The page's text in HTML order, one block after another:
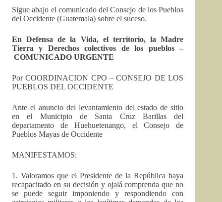
Sigue abajo el comunicado del Consejo de los Pueblos
del Occidente (Guatemala) sobre el suceso.
En Defensa de la Vida, el territorio, la Madre
Tierra y Derechos colectivos de los pueblos –
COMUNICADO URGENTE
Por COORDINACION CPO – CONSEJO DE LOS
PUEBLOS DEL OCCIDENTE
Ante el anuncio del levantamiento del estado de sitio
en el Municipio de Santa Cruz Barillas del
departamento de Huehuetenango, el Consejo de
Pueblos Mayas de Occidente
MANIFESTAMOS:
1. Valoramos que el Presidente de la República haya
recapacitado en su decisión y ojalá comprenda que no
se puede seguir imponiendo y respondiendo con